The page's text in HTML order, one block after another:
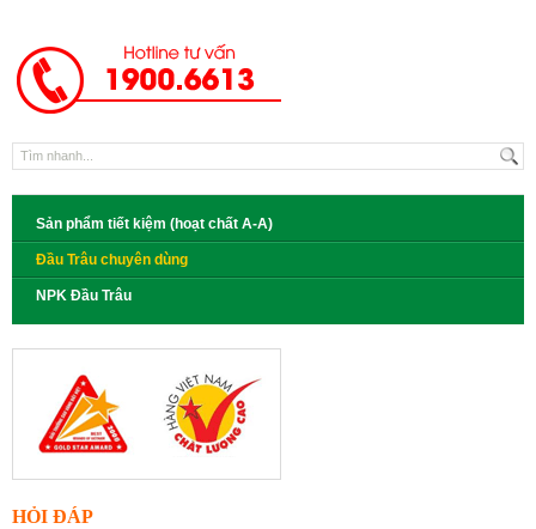
Sản phẩm tiết kiệm (hoạt chất A-A)
Đầu Trâu chuyên dùng
NPK Đầu Trâu
HỎI ĐÁP